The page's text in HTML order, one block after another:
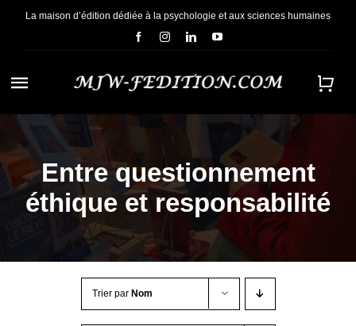
PasserLa maison d’édition dédiée à la psychologie et aux sciences humaines
Navigation
à
bascule
ACCUEIL
NOUS CONNAÎTRE
CONTACT
Entre questionnement
éthique et responsabilité
Trier par Nom